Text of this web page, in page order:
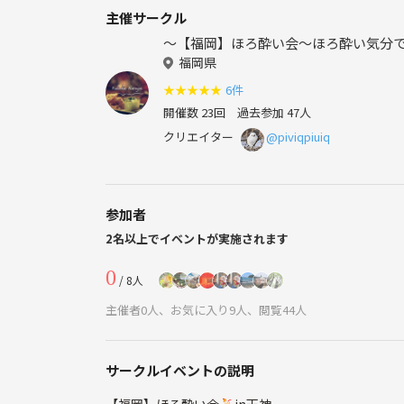
主催サークル
～【福岡】ほろ酔い会～ほろ酔い気分
福岡県
★★★★★ 6件
開催数 23回 過去参加 47人
クリエイター
@piviqpiuiq
参加者
2名以上でイベントが実施されます
0 / 8人
主催者0人、お気に入り9人、閲覧44人
サークルイベントの説明